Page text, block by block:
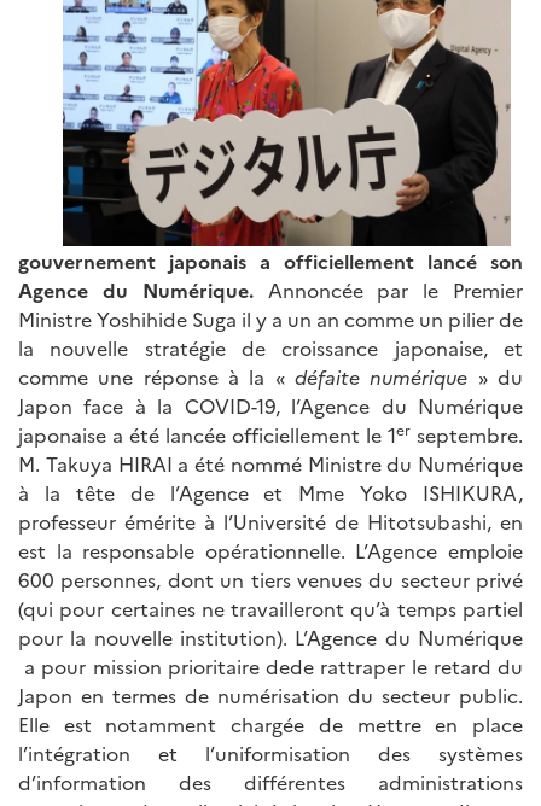
gouvernement japonais a officiellement lancé son
Agence du Numérique. Annoncée par le Premier
Ministre Yoshihide Suga il y a un an comme un pilier de
la nouvelle stratégie de croissance japonaise, et
comme une réponse à la « défaite numérique » du
Japon face à la COVID-19, l’Agence du Numérique
japonaise a été lancée officiellement le 1er septembre.
M. Takuya HIRAI a été nommé Ministre du Numérique
à la tête de l’Agence et Mme Yoko ISHIKURA,
professeur émérite à l’Université de Hitotsubashi, en
est la responsable opérationnelle. L’Agence emploie
600 personnes, dont un tiers venues du secteur privé
(qui pour certaines ne travailleront qu’à temps partiel
pour la nouvelle institution). L’Agence du Numérique
a pour mission prioritaire dede rattraper le retard du
Japon en termes de numérisation du secteur public.
Elle est notamment chargée de mettre en place
l’intégration et l’uniformisation des systèmes
d’information des différentes administrations